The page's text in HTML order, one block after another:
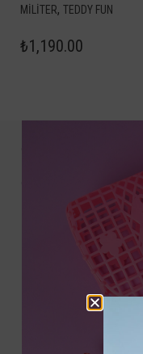
MILITER, TEDDY FUN
₺1,190.00
büyüyoruz
modeller,